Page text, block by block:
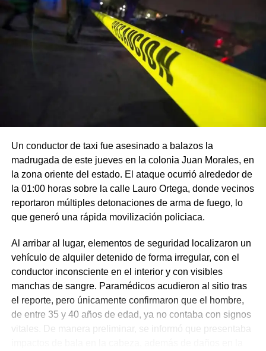
Un conductor de taxi fue asesinado a balazos la
madrugada de este jueves en la colonia Juan Morales, en
la zona oriente del estado. El ataque ocurrió alrededor de
la 01:00 horas sobre la calle Lauro Ortega, donde vecinos
reportaron múltiples detonaciones de arma de fuego, lo
que generó una rápida movilización policiaca.
Al arribar al lugar, elementos de seguridad localizaron un
vehículo de alquiler detenido de forma irregular, con el
conductor inconsciente en el interior y con visibles
manchas de sangre. Paramédicos acudieron al sitio tras
el reporte, pero únicamente confirmaron que el hombre,
de entre 35 y 40 años de edad, ya no contaba con signos
vitales. De manera preliminar, se informó que presentaba